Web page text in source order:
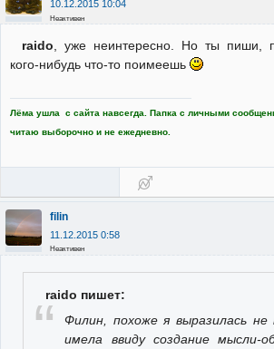
10.12.2015 10:04
Неактивен
raido , уже неинтересно. Но ты пиши,
кого-нибудь что-то поимеешь
Лёма ушла с сайта навсегда. Папка с личными
читаю выборочно и не ежедневно.
filin
11.12.2015 0:58
Неактивен
raido пишет:
Филин, похоже я выразилась не
имела ввиду создание мысли-